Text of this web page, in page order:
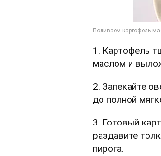
1. Картофель
маслом и
2. Запекайте
до полной
3. Готовый
раздавите
пирога.